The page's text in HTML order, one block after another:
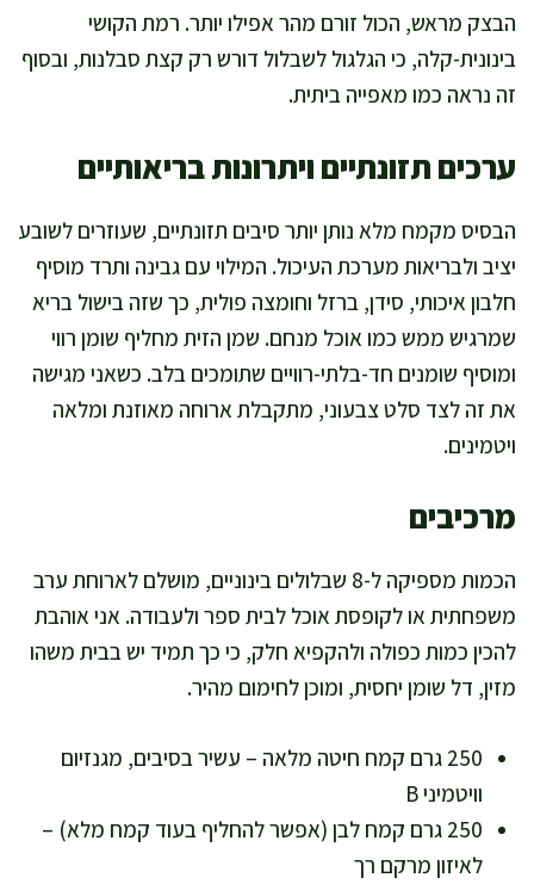
הבצק מראש, הכול זורם מהר אפילו יותר. רמת הקושי
בינונית-קלה, כי הגלגול לשבלול דורש רק קצת סבלנות, ובסוף
זה נראה כמו מאפייה ביתית.
ערכים תזונתיים ויתרונות בריאותיים
הבסיס מקמח מלא נותן יותר סיבים תזונתיים, שעוזרים לשובע
יציב ולבריאות מערכת העיכול. המילוי עם גבינה ותרד מוסיף
חלבון איכותי, סידן, ברזל וחומצה פולית, כך שזה בישול בריא
שמרגיש ממש כמו אוכל מנחם. שמן הזית מחליף שומן רווי
ומוסיף שומנים חד-בלתי-רוויים שתומכים בלב. כשאני מגישה
את זה לצד סלט צבעוני, מתקבלת ארוחה מאוזנת ומלאה
ויטמינים.
מרכיבים
הכמות מספיקה ל-8 שבלולים בינוניים, מושלם לארוחת ערב
משפחתית או לקופסת אוכל לבית ספר ולעבודה. אני אוהבת
להכין כמות כפולה ולהקפיא חלק, כי כך תמיד יש בבית משהו
מזין, דל שומן יחסית, ומוכן לחימום מהיר.
250 גרם קמח חיטה מלאה – עשיר בסיבים, מגנזיום
וויטמיני B
250 גרם קמח לבן (אפשר להחליף בעוד קמח מלא) –
לאיזון מרקם רך